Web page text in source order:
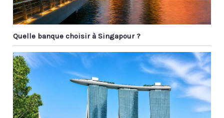
Quelle banque choisir à Singapour ?